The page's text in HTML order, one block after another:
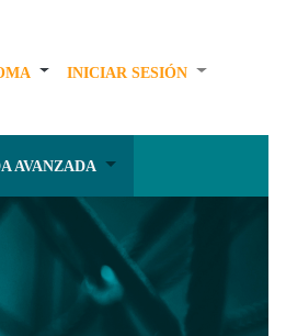
INICIAR SESIÓN
AVANZADA